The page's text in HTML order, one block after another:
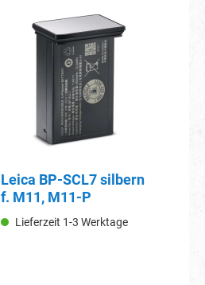
Leica BP-SCL7 silbern
f. M11, M11-P
Lieferzeit 1-3 Werktage